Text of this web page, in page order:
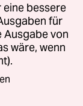
eine bessere
für
Ausgabe von
wäre, wenn